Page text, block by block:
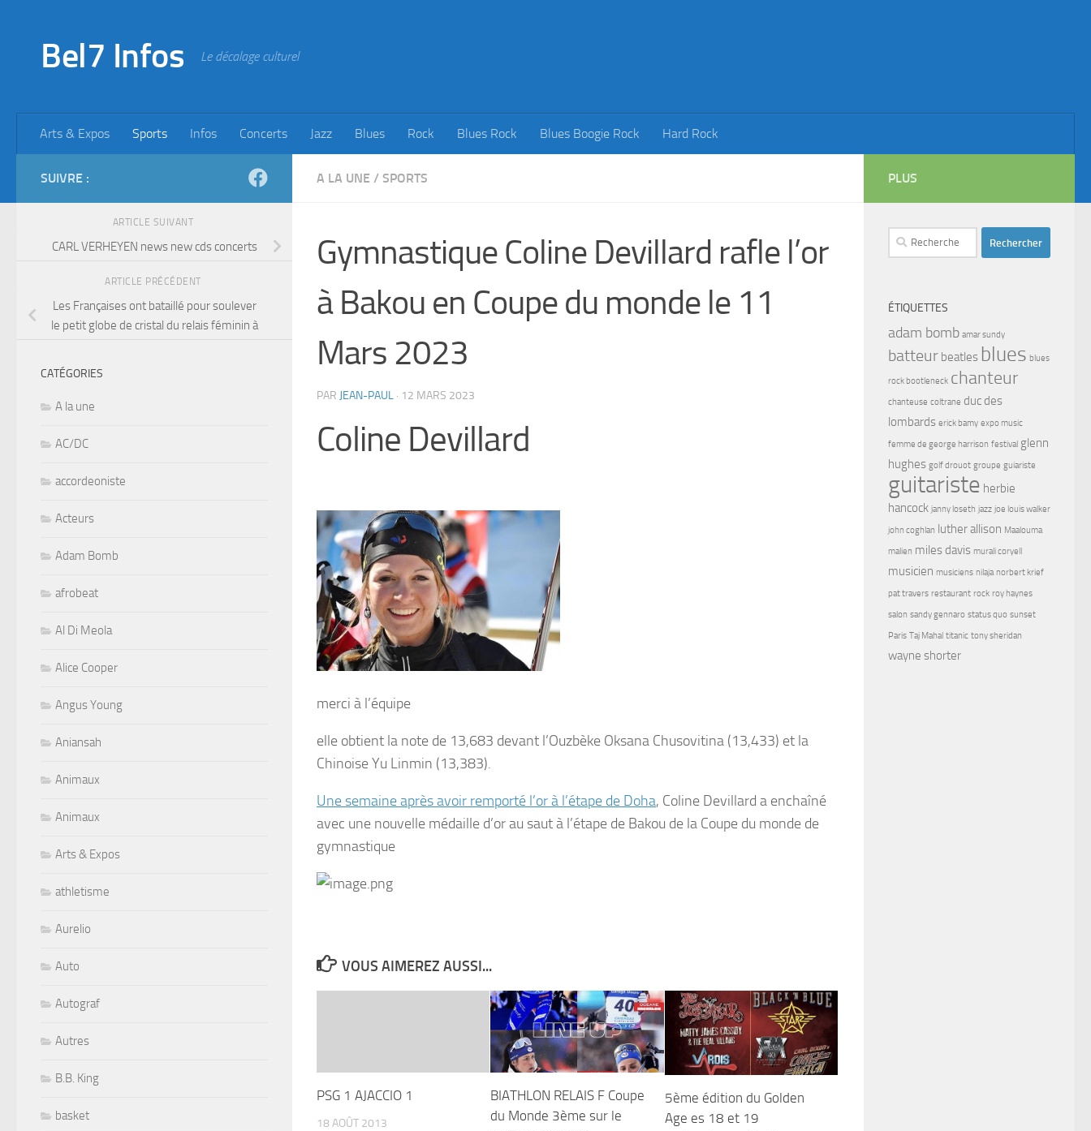
Bel7 Infos Le décalage culturel
Arts & Expos Sports Infos Concerts Jazz Blues Rock Blues Rock Blues Boogie Rock Hard Rock
A LA UNE / SPORTS
Gymnastique Coline Devillard rafle l’or
à Bakou en Coupe du monde le 11
Mars 2023
PAR JEAN-PAUL · 12 MARS 2023
Coline Devillard
merci à l’équipe
elle obtient la note de 13,683 devant l’Ouzbèke Oksana Chusovitina (13,433) et la
Chinoise Yu Linmin (13,383).
Une semaine après avoir remporté l’or à l’étape de Doha, Coline Devillard a enchaîné
avec une nouvelle médaille d’or au saut à l’étape de Bakou de la Coupe du monde de
gymnastique
VOUS AIMEREZ AUSSI...
PSG 1 AJACCIO 1
18 AOÛT 2013
BIATHLON RELAIS F Coupe
du Monde 3ème sur le
5ème édition du Golden
Age es 18 et 19
SUIVRE :
ARTICLE SUIVANT
CARL VERHEYEN news new cds concerts
ARTICLE PRÉCÉDENT
Les Françaises ont bataillé pour soulever
le petit globe de cristal du relais féminin à
CATÉGORIES
A la une
AC/DC
accordeoniste
Acteurs
Adam Bomb
afrobeat
Al Di Meola
Alice Cooper
Angus Young
Aniansah
Animaux
Animaux
Arts & Expos
athletisme
Aurelio
Auto
Autograf
Autres
B.B. King
basket
PLUS
Rechercher :
ÉTIQUETTES
adam bomb amar sundy
batteur beatles blues blues
rock bootleneck chanteur
chanteuse coltrane duc des
lombards erick bamy expo music
femme de george harrison festival glenn
hughes golf drouot groupe guiariste
guitariste herbie
hancock janny loseth jazz joe louis walker
john coghlan luther allison Maalouma
malien miles davis murali coryell
musicien musiciens nilaja norbert krief
pat travers restaurant rock roy haynes
salon sandy gennaro status quo sunset
Paris Taj Mahal titanic tony sheridan
wayne shorter